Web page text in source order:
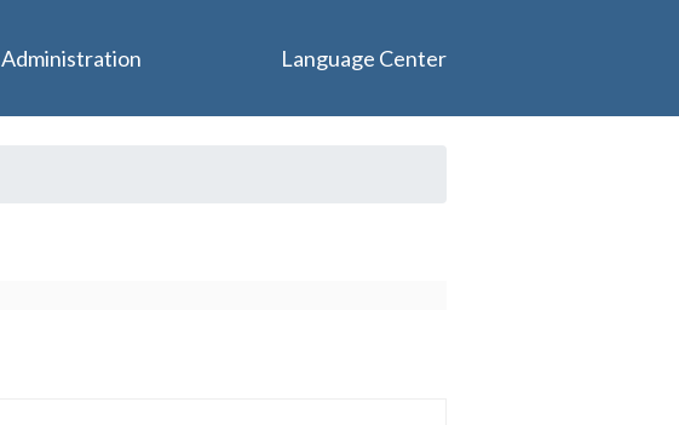
Administration Language Center